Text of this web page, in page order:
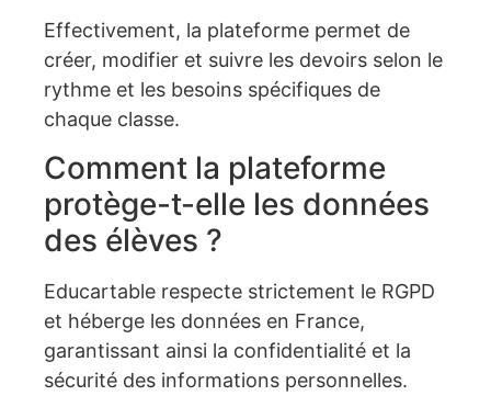
Effectivement, la plateforme permet de
créer, modifier et suivre les devoirs selon le
rythme et les besoins spécifiques de
chaque classe.
Comment la plateforme
protège-t-elle les données
des élèves ?
Educartable respecte strictement le RGPD
et héberge les données en France,
garantissant ainsi la confidentialité et la
sécurité des informations personnelles.